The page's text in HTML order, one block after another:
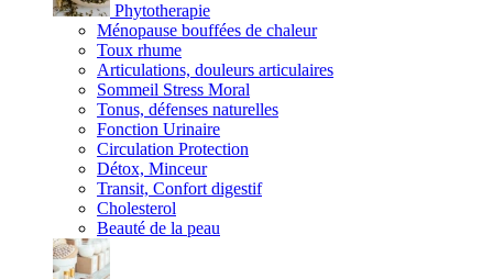
Phytotherapie
Ménopause bouffées de chaleur
Toux rhume
Articulations, douleurs articulaires
Sommeil Stress Moral
Tonus, défenses naturelles
Fonction Urinaire
Circulation Protection
Détox, Minceur
Transit, Confort digestif
Cholesterol
Beauté de la peau